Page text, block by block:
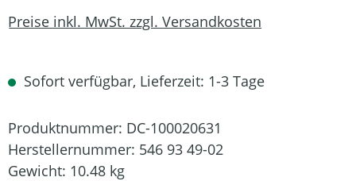
Preise inkl. MwSt. zzgl. Versandkosten
Sofort verfügbar, Lieferzeit: 1-3 Tage
Produktnummer: DC-100020631
Herstellernummer: 546 93 49-02
Gewicht: 10.48 kg